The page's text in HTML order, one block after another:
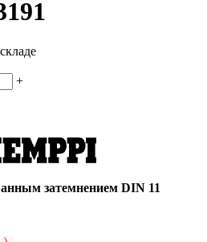
+
затемнением DIN 11